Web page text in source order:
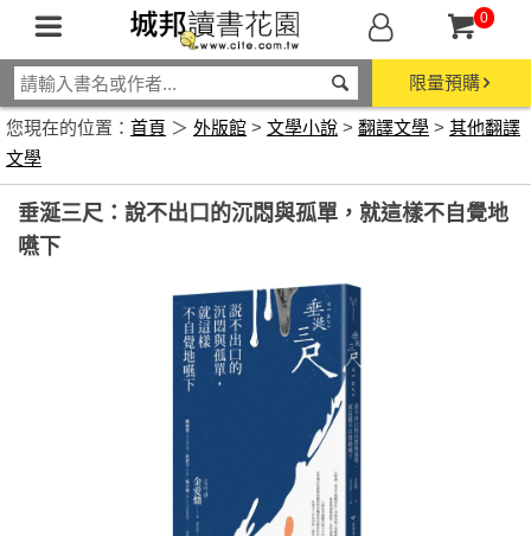
0
限量預購
您現在的位置： 首頁 ＞ 外版館 > 文學小說 > 翻譯文學 > 其他翻譯
文學
垂涎三尺：說不出口的沉悶與孤單，就這樣不自覺地
嚥下